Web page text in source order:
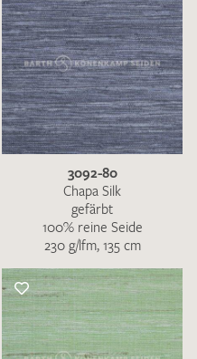
3092-80
Chapa Silk
gefärbt
100% reine Seide
230 g/lfm, 135 cm